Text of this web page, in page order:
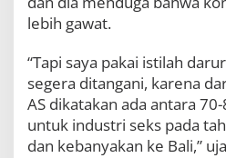
lebih gawat.
“Tapi saya pakai istilah
segera ditangani, karena
AS dikatakan ada antara
untuk industri seks pada
dan kebanyakan ke Bali,”